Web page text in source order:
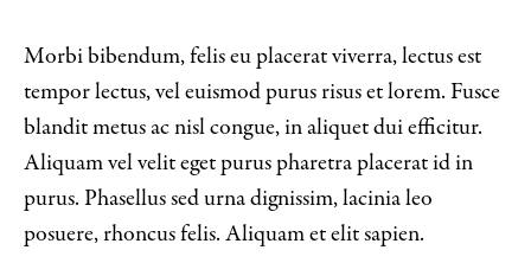
Morbi bibendum, felis eu placerat viverra, lectus est
tempor lectus, vel euismod purus risus et lorem. Fusce
blandit metus ac nisl congue, in aliquet dui efficitur.
Aliquam vel velit eget purus pharetra placerat id in
purus. Phasellus sed urna dignissim, lacinia leo
posuere, rhoncus felis. Aliquam et elit sapien.